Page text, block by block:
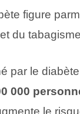
figure
et du
par le
000
le